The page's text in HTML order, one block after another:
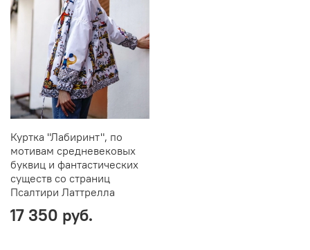
Куртка "Лабиринт", по
мотивам средневековых
буквиц и фантастических
существ со страниц
Псалтири Латтрелла
17 350 руб.